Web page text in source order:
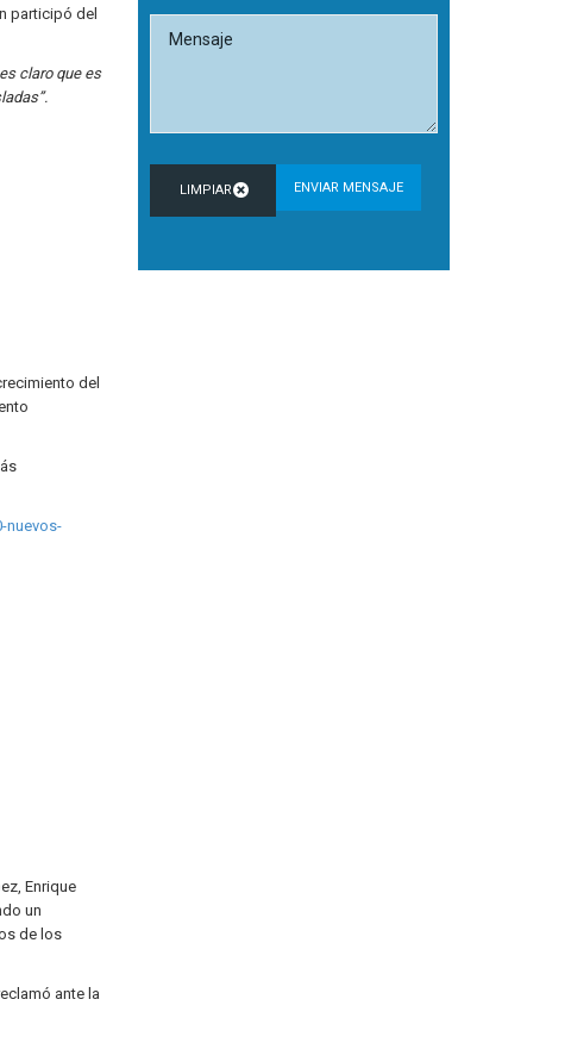
participó del
claro que es
del
nuevos-
Enrique
un
de los
ante la